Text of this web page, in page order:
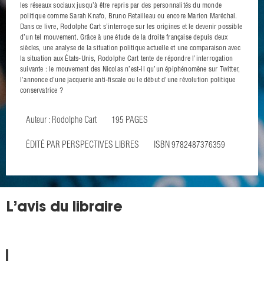
les réseaux sociaux jusqu’à être repris par des personnalités du monde
politique comme Sarah Knafo, Bruno Retailleau ou encore Marion Maréchal.
Dans ce livre, Rodolphe Cart s’interroge sur les origines et le devenir possible
d’un tel mouvement. Grâce à une étude de la droite française depuis deux
siècles, une analyse de la situation politique actuelle et une comparaison avec
la situation aux États-Unis, Rodolphe Cart tente de répondre l’interrogation
suivante : le mouvement des Nicolas n’est-il qu’un épiphénomène sur Twitter,
l’annonce d’une jacquerie anti-fiscale ou le début d’une révolution politique
conservatrice ?
Auteur : Rodolphe Cart 195 PAGES
ÉDITÉ PAR PERSPECTIVES LIBRES ISBN 9782487376359
L’avis du libraire